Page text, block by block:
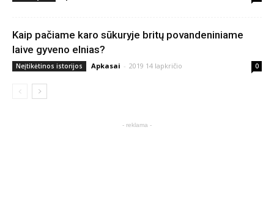
Kaip pačiame karo sūkuryje britų povandeniniame
laive gyveno elnias?
Neįtikėtinos istorijos Apkasai - 2019 14 lapkričio 0
- reklama -